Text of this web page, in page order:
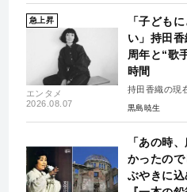
急上昇
エンタメ
2026.08.07
「子ども
い」持田
周年と“歌
時間
持田香織の現
黒島暁生
「あの時
かったの
ぶやきに